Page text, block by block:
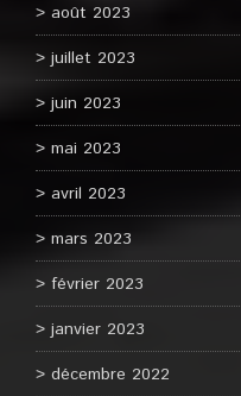
août 2023
juillet 2023
juin 2023
mai 2023
avril 2023
mars 2023
février 2023
janvier 2023
décembre 2022